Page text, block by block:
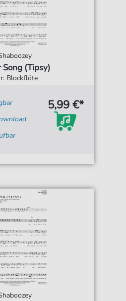
Song (Tipsy)
Blockflöte
5,99 €*